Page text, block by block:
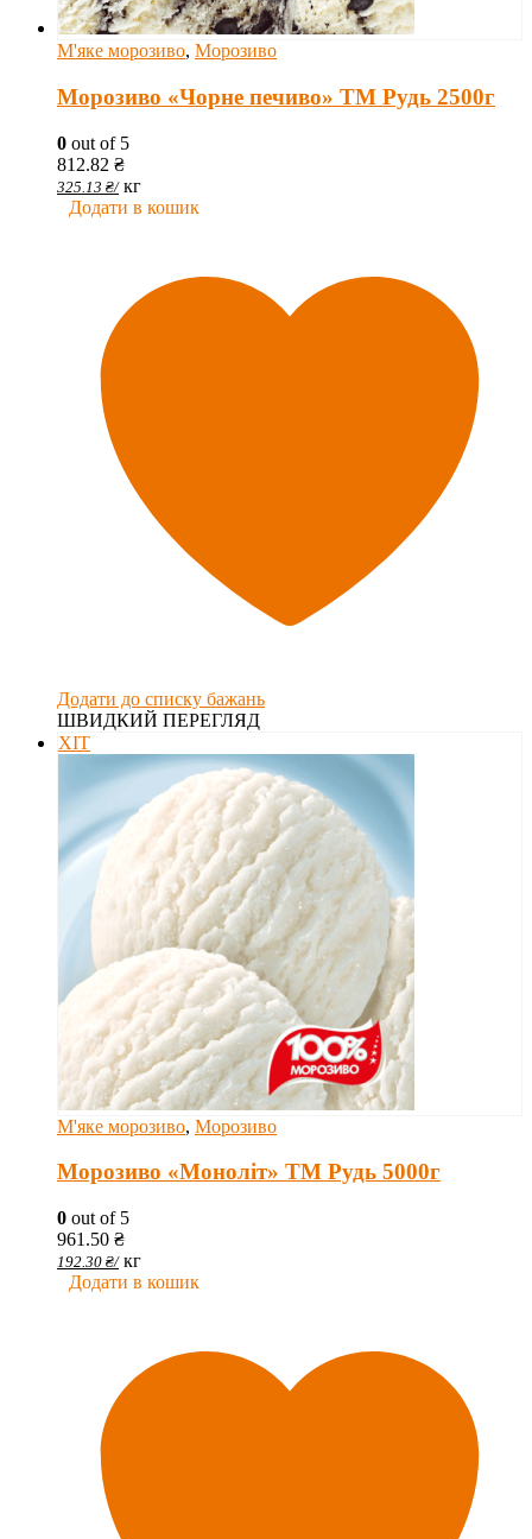
М'яке морозиво, Морозиво
Морозиво «Чорне печиво» ТМ Рудь 2500г
0 out of 5
812.82 ₴
325.13 ₴/ кг
Додати в кошик
Додати до списку бажань
ШВИДКИЙ ПЕРЕГЛЯД
ХІТ
М'яке морозиво, Морозиво
Морозиво «Моноліт» ТМ Рудь 5000г
0 out of 5
961.50 ₴
192.30 ₴/ кг
Додати в кошик